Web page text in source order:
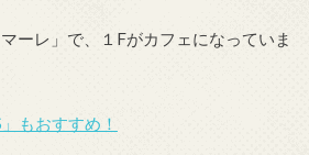
ーレ」で、１Fがカフェになっていま
もおすすめ！